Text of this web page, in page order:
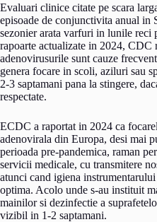
Evaluari clinice citate pe scara
episoade de conjunctivita anual in
sezonier arata varfuri in lunile reci
rapoarte actualizate in 2024, CDC
adenovirusurile sunt cauze
genera focare in scoli, aziluri sau
2-3 saptamani pana la stingere,
respectate.
ECDC a raportat in 2024 ca
adenovirala din Europa, desi mai
perioada pre-pandemica, raman
servicii medicale, cu transmitere
atunci cand igiena
optima. Acolo unde s-au instituit
mainilor si dezinfectie a
vizibil in 1-2 saptamani.